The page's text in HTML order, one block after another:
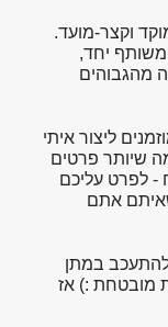
וקצר-מועד.
יחד,
מהגבוהים
ליצור איתי
שיותר פרטים
- לפרט עליכם
אתם
להתעכב במתן
מובטחת :) אז